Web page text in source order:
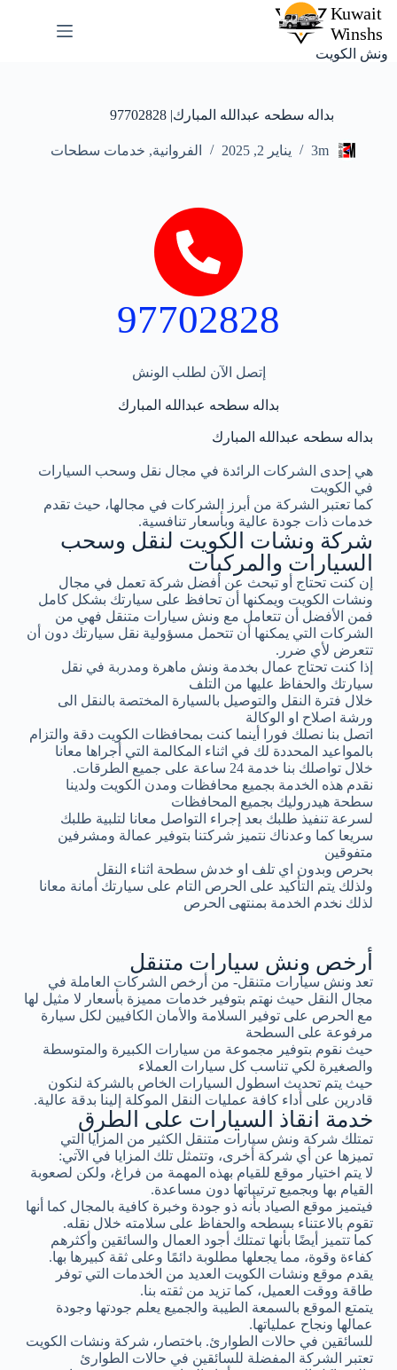
ونش الكويت
بداله سطحه عبدالله المبارك| 97702828
3m يناير 2, 2025 الفروانية, خدمات سطحات
97702828
إتصل الآن لطلب الونش
بداله سطحه عبدالله المبارك
بداله سطحه عبدالله المبارك
هي إحدى الشركات الرائدة في مجال نقل وسحب السيارات
في الكويت
كما تعتبر الشركة من أبرز الشركات في مجالها، حيث تقدم
خدمات ذات جودة عالية وبأسعار تنافسية.
شركة ونشات الكويت لنقل وسحب
السيارات والمركبات
إن كنت تحتاج أو تبحث عن أفضل شركة تعمل في مجال
ونشات الكويت ويمكنها أن تحافظ على سيارتك بشكل كامل
فمن الأفضل أن تتعامل مع ونش سيارات متنقل فهي من
الشركات التي يمكنها أن تتحمل مسؤولية نقل سيارتك دون أن
تتعرض لأي ضرر.
إذا كنت تحتاج عمال بخدمة ونش ماهرة ومدربة في نقل
سيارتك والحفاظ عليها من التلف
خلال فترة النقل والتوصيل بالسيارة المختصة بالنقل الى
ورشة اصلاح او الوكالة
اتصل بنا نصلك فورا أينما كنت بمحافظات الكويت دقة والتزام
بالمواعيد المحددة لك في اثناء المكالمة التي أجراها معانا
خلال تواصلك بنا خدمة 24 ساعة على جميع الطرقات.
نقدم هذه الخدمة بجميع محافظات ومدن الكويت ولدينا
سطحة هيدروليك بجميع المحافظات
لسرعة تنفيذ طلبك بعد إجراء التواصل معانا لتلبية طلبك
سريعا كما وعدناك نتميز شركتنا بتوفير عمالة ومشرفين
متفوقين
بحرص وبدون اي تلف او خدش سطحة اثناء النقل
ولذلك يتم التأكيد على الحرص التام على سيارتك أمانة معانا
لذلك نخدم الخدمة بمنتهى الحرص
أرخص ونش سيارات متنقل
تعد ونش سيارات متنقل- من أرخص الشركات العاملة في
مجال النقل حيث نهتم بتوفير خدمات مميزة بأسعار لا مثيل لها
مع الحرص على توفير السلامة والأمان الكافيين لكل سيارة
مرفوعة على السطحة
حيث نقوم بتوفير مجموعة من سيارات الكبيرة والمتوسطة
والصغيرة لكي تناسب كل سيارات العملاء
حيث يتم تحديث اسطول السيارات الخاص بالشركة لنكون
قادرين على أداء كافة عمليات النقل الموكلة إلينا بدقة عالية.
خدمة انقاذ السيارات على الطرق
تمتلك شركة ونش سيارات متنقل الكثير من المزايا التي
تميزها عن أي شركة أخرى، وتتمثل تلك المزايا في الآتي:
لا يتم اختيار موقع للقيام بهذه المهمة من فراغ، ولكن لصعوبة
القيام بها وبجميع ترتيباتها دون مساعدة.
فيتميز موقع الصياد بأنه ذو جودة وخبرة كافية بالمجال كما أنها
تقوم بالاعتناء بسطحه والحفاظ على سلامته خلال نقله.
كما تتميز أيضًا بأنها تمتلك أجود العمال والسائقين وأكثرهم
كفاءة وقوة، مما يجعلها مطلوبة دائمًا وعلى ثقة كبيرها بها.
يقدم موقع ونشات الكويت العديد من الخدمات التي توفر
طاقة ووقت العميل، كما تزيد من ثقته بنا.
يتمتع الموقع بالسمعة الطيبة والجميع يعلم جودتها وجودة
عمالها ونجاح عملياتها.
للسائقين في حالات الطوارئ. باختصار، شركة ونشات الكويت
تعتبر الشركة المفضلة للسائقين في حالات الطوارئ